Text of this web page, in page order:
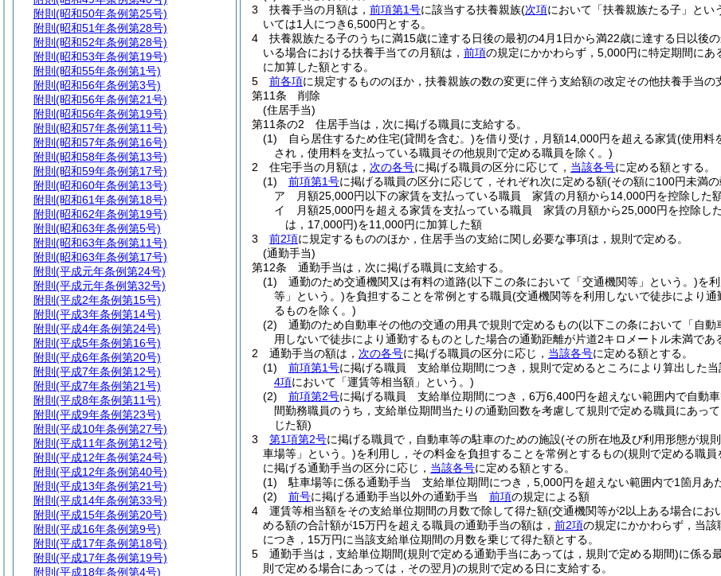
3
扶養手当の月額は， 前項第1号に該当する扶養親族(次項において「扶養親族たる子」とい
いては1人につき6,500円とする。
4
扶養親族たる子のうちに満15歳に達する日後の最初の4月1日から満22歳に達する日以後
いる場合における扶養手当ての月額は， 前項の規定にかかわらず，5,000円に特定期間に
に加算した額とする。
5
前各項に規定するもののほか，扶養親族の数の変更に伴う支給額の改定その他扶養手当の
第11条
削除
(住居手当)
第11条の2
住居手当は，次に掲げる職員に支給する。
(1)
自ら居住するため住宅(貸間を含む。)を借り受け，月額14,000円を超える家賃(使用料
され，使用料を支払っている職員その他規則で定める職員を除く。)
2
住宅手当の月額は， 次の各号に掲げる職員の区分に応じて， 当該各号に定める額とする。
(1)
前項第1号に掲げる職員の区分に応じて，それぞれ次に定める額(その額に100円未満
ア
月額25,000円以下の家賃を支払っている職員 家賃の月額から14,000円を控除した
イ
月額25,000円を超える家賃を支払っている職員 家賃の月額から25,000円を控除し
は，17,000円)を11,000円に加算した額
3
前2項に規定するもののほか，住居手当の支給に関し必要な事項は，規則で定める。
(通勤手当)
第12条
通勤手当は，次に掲げる職員に支給する。
(1)
通勤のため交通機関又は有料の道路(以下この条において「交通機関等」という。)を
等」という。)を負担することを常例とする職員(交通機関等を利用しないで徒歩により
るものを除く。)
(2)
通勤のため自動車その他の交通の用具で規則で定めるもの(以下この条において「自動
用しないで徒歩により通勤するものとした場合の通勤距離が片道2キロメートル未満であ
2
通勤手当の額は， 次の各号に掲げる職員の区分に応じ， 当該各号に定める額とする。
(1)
前項第1号に掲げる職員 支給単位期間につき，規則で定めるところにより算出した
4項において「運賃等相当額」という。)
(2)
前項第2号に掲げる職員 支給単位期間につき，6万6,400円を超えない範囲内で自動
間勤務職員のうち，支給単位期間当たりの通勤回数を考慮して規則で定める職員にあっ
じた額)
3
第1項第2号に掲げる職員で，自動車等の駐車のための施設(その所在地及び利用形態が規
車場等」という。)を利用し，その料金を負担することを常例とするもの(規則で定める職員
に掲げる通勤手当の区分に応じ， 当該各号に定める額とする。
(1)
駐車場等に係る通勤手当 支給単位期間につき，5,000円を超えない範囲内で1箇月あ
(2)
前号に掲げる通勤手当以外の通勤手当 前項の規定による額
4
運賃等相当額をその支給単位期間の月数で除して得た額(交通機関等が2以上ある場合にお
める額の合計額が15万円を超える職員の通勤手当の額は， 前2項の規定にかかわらず，当
につき，15万円に当該支給単位期間の月数を乗じて得た額とする。
5
通勤手当は，支給単位期間(規則で定める通勤手当にあっては，規則で定める期間)に係る
則で定める場合にあっては，その翌月)の規則で定める日に支給する。
附則 (昭和50年条例第25号)
附則 (昭和51年条例第28号)
附則 (昭和52年条例第28号)
附則 (昭和53年条例第19号)
附則 (昭和55年条例第1号)
附則 (昭和56年条例第3号)
附則 (昭和56年条例第21号)
附則 (昭和56年条例第19号)
附則 (昭和57年条例第11号)
附則 (昭和57年条例第16号)
附則 (昭和58年条例第13号)
附則 (昭和59年条例第17号)
附則 (昭和60年条例第13号)
附則 (昭和61年条例第18号)
附則 (昭和62年条例第19号)
附則 (昭和63年条例第5号)
附則 (昭和63年条例第11号)
附則 (昭和63年条例第17号)
附則 (平成元年条例第24号)
附則 (平成元年条例第32号)
附則 (平成2年条例第15号)
附則 (平成3年条例第14号)
附則 (平成4年条例第24号)
附則 (平成5年条例第16号)
附則 (平成6年条例第20号)
附則 (平成7年条例第12号)
附則 (平成7年条例第21号)
附則 (平成8年条例第11号)
附則 (平成9年条例第23号)
附則 (平成10年条例第27号)
附則 (平成11年条例第12号)
附則 (平成12年条例第24号)
附則 (平成12年条例第40号)
附則 (平成13年条例第21号)
附則 (平成14年条例第33号)
附則 (平成15年条例第20号)
附則 (平成16年条例第9号)
附則 (平成17年条例第18号)
附則 (平成17年条例第19号)
附則 (平成18年条例第4号)